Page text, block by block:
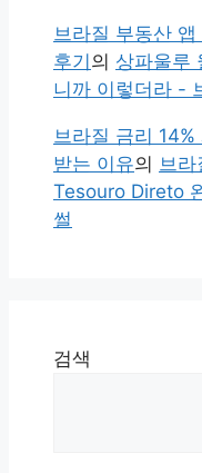
브라질 부동산
후기 의 상파울루
니까 이렇더라 -
브라질 금리
받는 이유의 브라
Tesouro Direto
썰
검색